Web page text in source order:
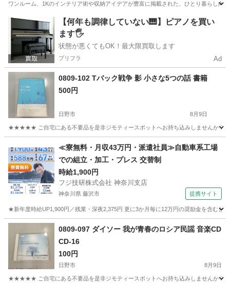
ワンルーム、1Kのインテリア術や収納アイデアが豊富に掲載された、ひとり暮らし
東京 八王子市 京王堀之内駅 雑誌
【何年も調律していない🎹】ピアノを買い
ます🖐️
状態が悪くてもOK！最大限買取します
プリフラ Ad
0809-102 Tバック戦争 影 小さな5つの話 書籍
500円
日野市 8月9日
★★★★★ ご自宅にある不要品を是非ジモティースポットへお持ち込みしませんか？
文芸 現地
≪寮無料・月収43万円・派遣社員≫自動車系工場
での組立・加工・プレス 交替制
時給1,900円
フジ技研株式会社 神奈川支店
神奈川県 藤沢市 提携サイト
★新年度時給UP1,900円／残業・深夜2,375円 更に3か月毎に12万円の奨励金を含む
神奈川 藤沢市 0809-097 ダイソー 我が青春のロシア民謡 音楽CD
CD-16
100円
日野市 8月9日
★★★★★ ご自宅にある不要品を是非ジモティースポットへお持ち込みしませんか？